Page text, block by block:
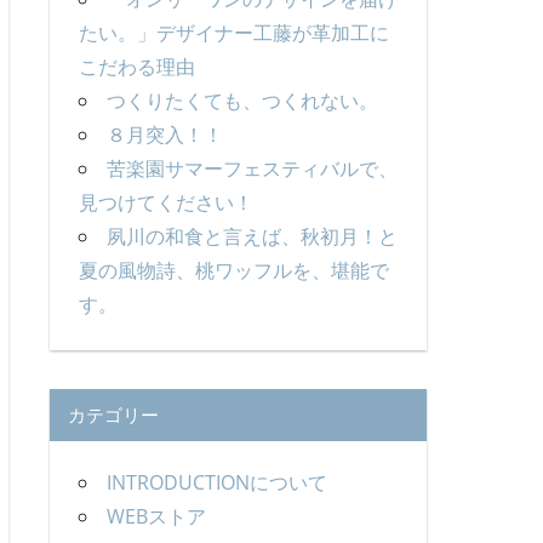
たい。」デザイナー工藤が革加工に
こだわる理由
つくりたくても、つくれない。
８月突入！！
苦楽園サマーフェスティバルで、
見つけてください！
夙川の和食と言えば、秋初月！と
夏の風物詩、桃ワッフルを、堪能で
す。
カテゴリー
INTRODUCTIONについて
WEBストア